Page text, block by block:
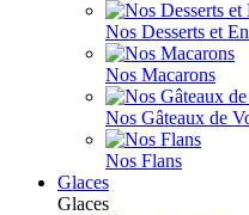
Nos Desserts et
Nos Macarons
Nos Gâteaux de
Nos Flans
Glaces
Glaces